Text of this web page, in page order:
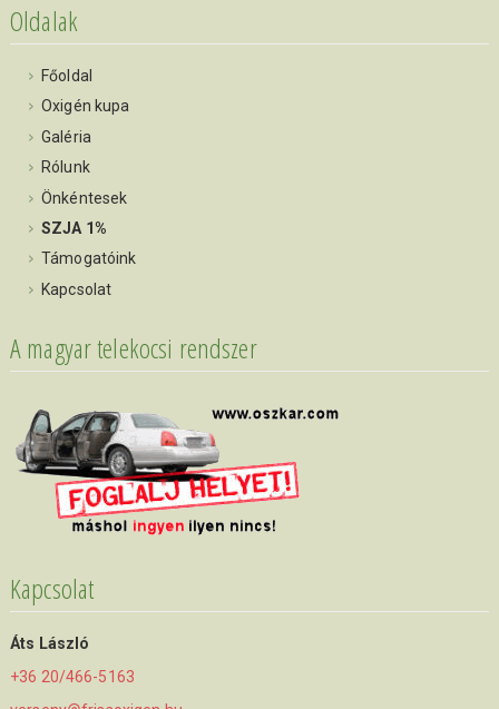
Oldalak
Főoldal
Oxigén kupa
Galéria
Rólunk
Önkéntesek
SZJA 1%
Támogatóink
Kapcsolat
A magyar telekocsi rendszer
Kapcsolat
Áts László
+36 20/466-5163